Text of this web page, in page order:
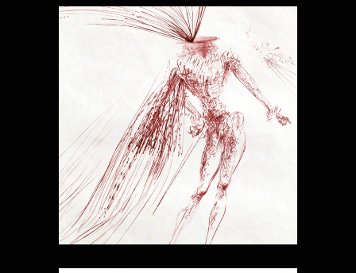
DOM JUAN